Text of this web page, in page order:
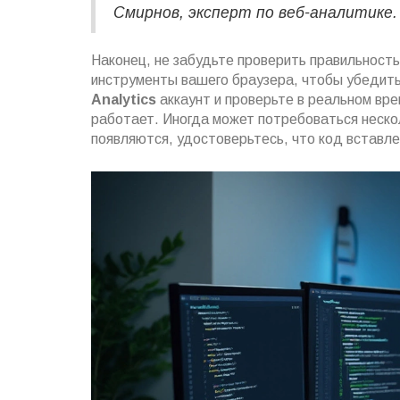
Смирнов, эксперт по веб-аналитике.
Наконец, не забудьте проверить
инструменты вашего браузера, чтобы
Analytics аккаунт и проверьте в реальном
работает. Иногда может потребоваться
появляются, удостоверьтесь, что код